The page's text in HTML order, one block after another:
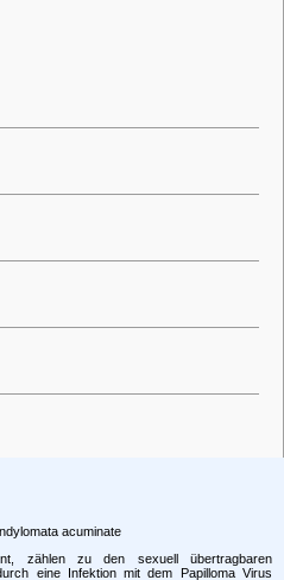
acuminate
zählen zu den sexuell übertragbaren
eine Infektion mit dem Papilloma Virus